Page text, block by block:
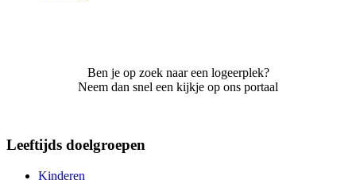
Ben je op zoek naar een logeerplek?
Neem dan snel een kijkje op ons portaal
Leeftijds doelgroepen
Kinderen